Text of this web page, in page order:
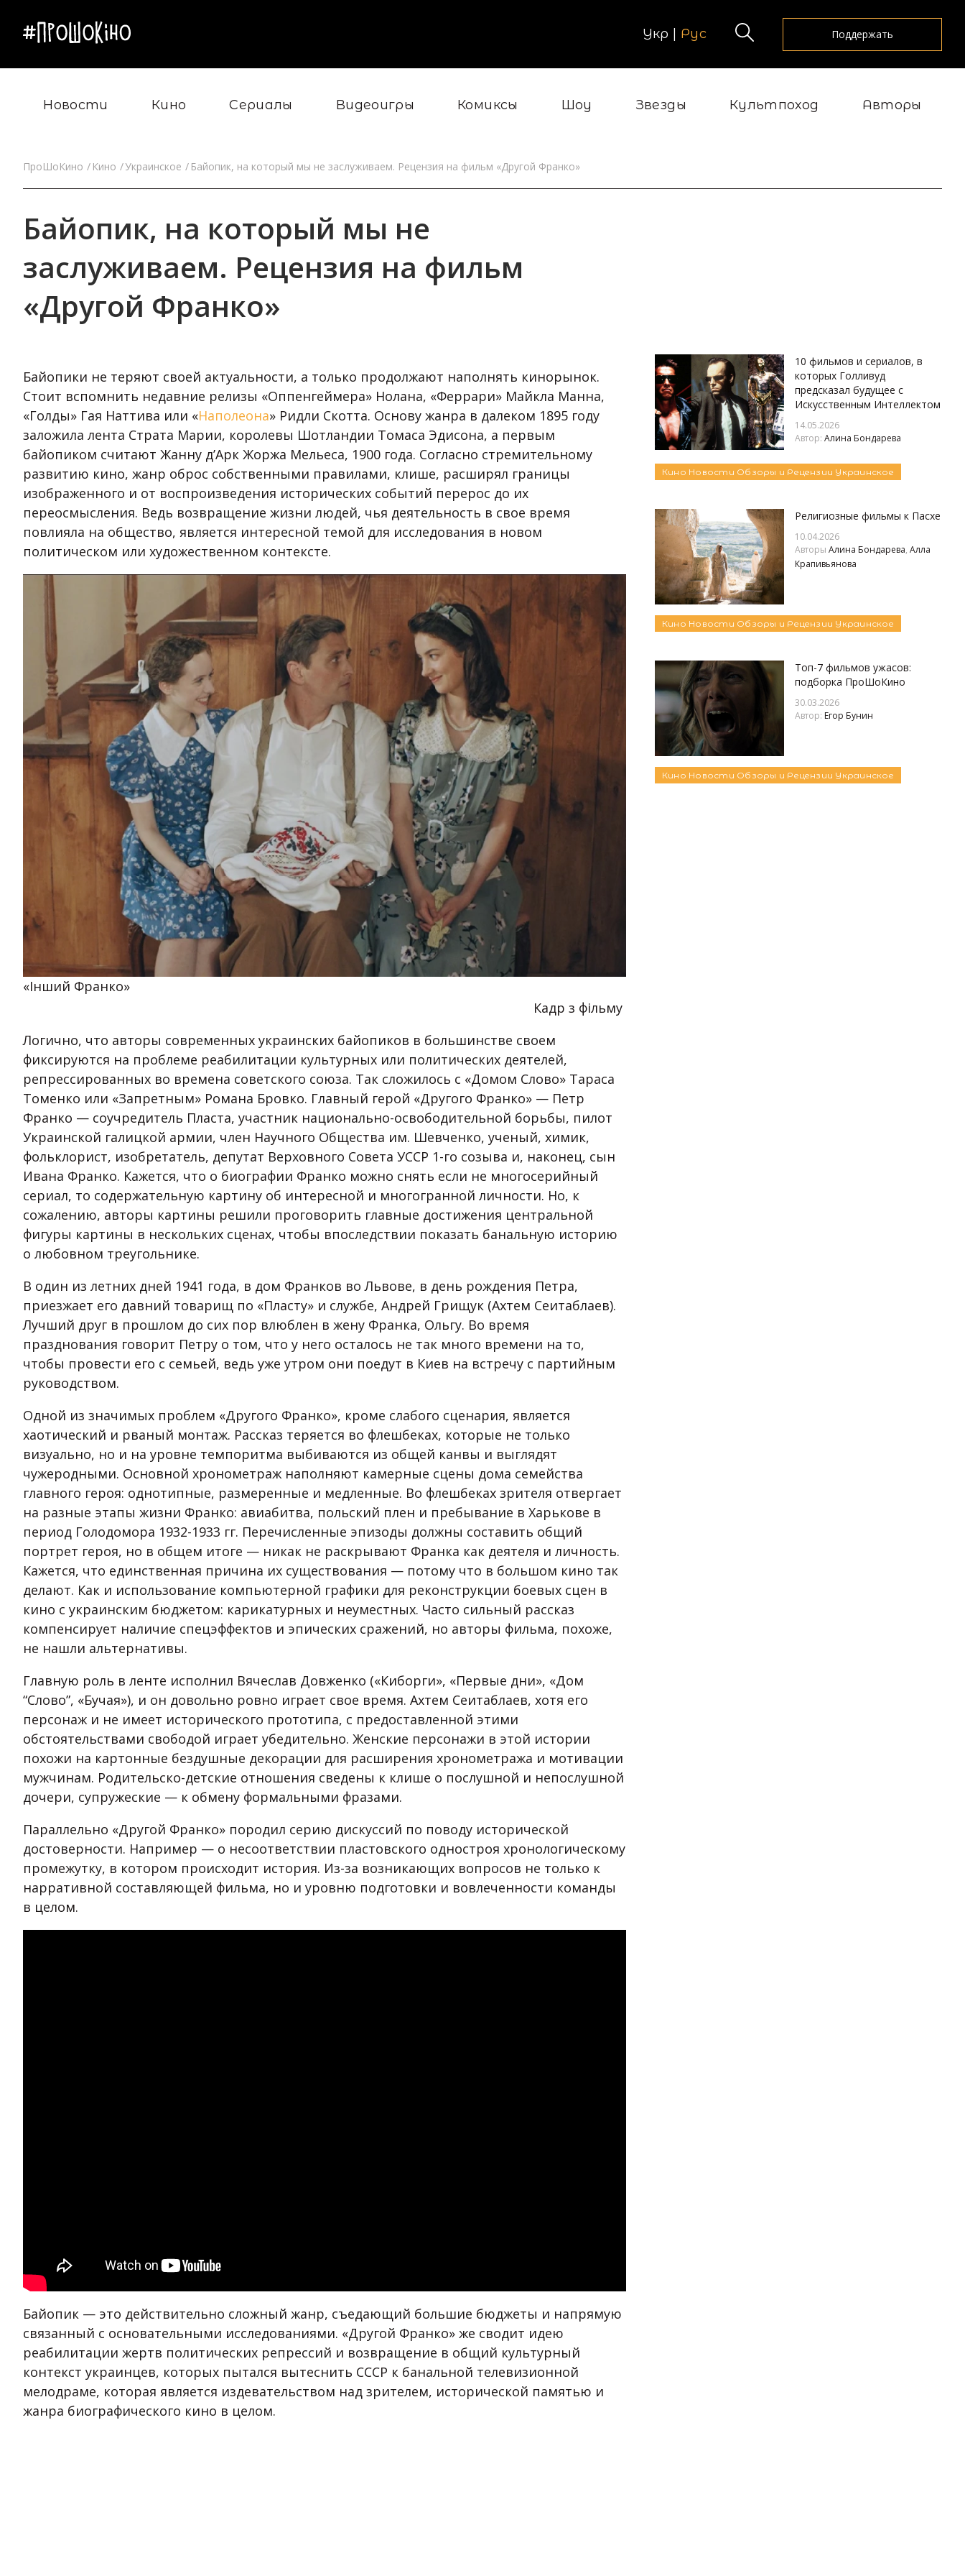
Укр Рус Поддержать
Новости Кино Сериалы Видеоигры Комиксы Шоу Звезды Культпоход Авторы
ПроШоКино Кино Украинское Байопик, на который мы не заслуживаем. Рецензия на фильм «Другой Франко»‎
Байопик, на который мы не
заслуживаем. Рецензия на фильм
«Другой Франко»‎
Байопики не теряют своей актуальности, а только продолжают наполнять кинорынок.
Стоит вспомнить недавние релизы «Оппенгеймера» Нолана, «Феррари» Майкла Манна,
«Голды» Гая Наттива или «Наполеона» Ридли Скотта. Основу жанра в далеком 1895 году
заложила лента Страта Марии, королевы Шотландии Томаса Эдисона, а первым
байопиком считают Жанну д’Арк Жоржа Мельеса, 1900 года. Согласно стремительному
развитию кино, жанр оброс собственными правилами, клише, расширял границы
изображенного и от воспроизведения исторических событий перерос до их
переосмысления. Ведь возвращение жизни людей, чья деятельность в свое время
повлияла на общество, является интересной темой для исследования в новом
политическом или художественном контексте.
«Інший Франко»
Кадр з фільму
Логично, что авторы современных украинских байопиков в большинстве своем
фиксируются на проблеме реабилитации культурных или политических деятелей,
репрессированных во времена советского союза. Так сложилось с «Домом Слово» Тараса
Томенко или «Запретным» Романа Бровко. Главный герой «Другого Франко» — Петр
Франко — соучредитель Пласта, участник национально-освободительной борьбы, пилот
Украинской галицкой армии, член Научного Общества им. Шевченко, ученый, химик,
фольклорист, изобретатель, депутат Верховного Совета УССР 1-го созыва и, наконец, сын
Ивана Франко. Кажется, что о биографии Франко можно снять если не многосерийный
сериал, то содержательную картину об интересной и многогранной личности. Но, к
сожалению, авторы картины решили проговорить главные достижения центральной
фигуры картины в нескольких сценах, чтобы впоследствии показать банальную историю
о любовном треугольнике.
В один из летних дней 1941 года, в дом Франков во Львове, в день рождения Петра,
приезжает его давний товарищ по «Пласту» и службе, Андрей Грищук (Ахтем Сеитаблаев).
Лучший друг в прошлом до сих пор влюблен в жену Франка, Ольгу. Во время
празднования говорит Петру о том, что у него осталось не так много времени на то,
чтобы провести его с семьей, ведь уже утром они поедут в Киев на встречу с партийным
руководством.
Одной из значимых проблем «Другого Франко», кроме слабого сценария, является
хаотический и рваный монтаж. Рассказ теряется во флешбеках, которые не только
визуально, но и на уровне темпоритма выбиваются из общей канвы и выглядят
чужеродными. Основной хронометраж наполняют камерные сцены дома семейства
главного героя: однотипные, размеренные и медленные. Во флешбеках зрителя отвергает
на разные этапы жизни Франко: авиабитва, польский плен и пребывание в Харькове в
период Голодомора 1932-1933 гг. Перечисленные эпизоды должны составить общий
портрет героя, но в общем итоге — никак не раскрывают Франка как деятеля и личность.
Кажется, что единственная причина их существования — потому что в большом кино так
делают. Как и использование компьютерной графики для реконструкции боевых сцен в
кино с украинским бюджетом: карикатурных и неуместных. Часто сильный рассказ
компенсирует наличие спецэффектов и эпических сражений, но авторы фильма, похоже,
не нашли альтернативы.
Главную роль в ленте исполнил Вячеслав Довженко («Киборги», «Первые дни», «Дом
“Слово”, «Бучая»), и он довольно ровно играет свое время. Ахтем Сеитаблаев, хотя его
персонаж и не имеет исторического прототипа, с предоставленной этими
обстоятельствами свободой играет убедительно. Женские персонажи в этой истории
похожи на картонные бездушные декорации для расширения хронометража и мотивации
мужчинам. Родительско-детские отношения сведены к клише о послушной и непослушной
дочери, супружеские — к обмену формальными фразами.
Параллельно «Другой Франко» породил серию дискуссий по поводу исторической
достоверности. Например — о несоответствии пластовского одностроя хронологическому
промежутку, в котором происходит история. Из-за возникающих вопросов не только к
нарративной составляющей фильма, но и уровню подготовки и вовлеченности команды
в целом.
Байопик — это действительно сложный жанр, съедающий большие бюджеты и напрямую
связанный с основательными исследованиями. «Другой Франко» же сводит идею
реабилитации жертв политических репрессий и возвращение в общий культурный
контекст украинцев, которых пытался вытеснить СССР к банальной телевизионной
мелодраме, которая является издевательством над зрителем, исторической памятью и
жанра биографического кино в целом.
10 фильмов и сериалов, в
которых Голливуд
предсказал будущее с
Искусственным Интеллектом
14.05.2026
Автор: Алина Бондарева
Кино Новости Обзоры и Рецензии Украинское
Религиозные фильмы к Пасхе
10.04.2026
Авторы Алина Бондарева, Алла
Крапивьянова
Кино Новости Обзоры и Рецензии Украинское
Топ-7 фильмов ужасов:
подборка ПроШоКино
30.03.2026
Автор: Егор Бунин
Кино Новости Обзоры и Рецензии Украинское